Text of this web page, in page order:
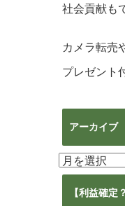
社会貢献も
カメラ転売
プレゼント
アーカイブ
ア
ー
【利益確定